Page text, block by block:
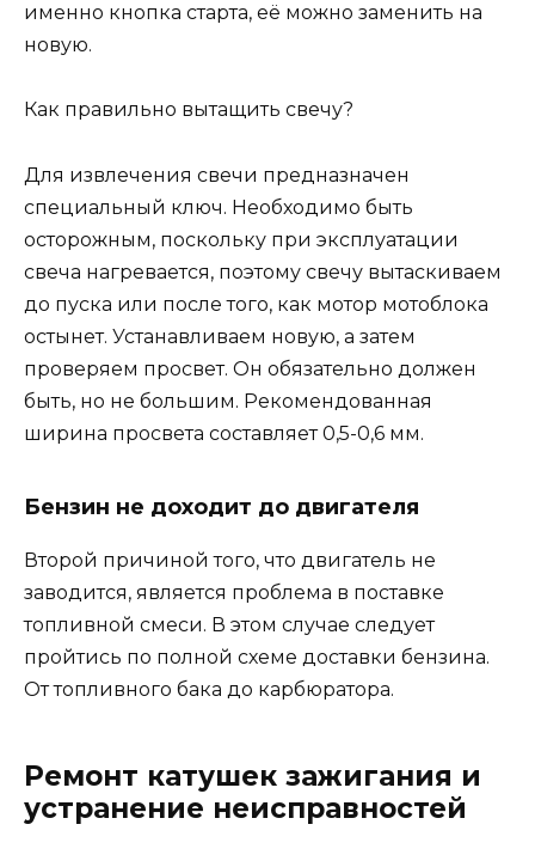
именно кнопка старта, её можно заменить на
новую.
Как правильно вытащить свечу?
Для извлечения свечи предназначен
специальный ключ. Необходимо быть
осторожным, поскольку при эксплуатации
свеча нагревается, поэтому свечу вытаскиваем
до пуска или после того, как мотор мотоблока
остынет. Устанавливаем новую, а затем
проверяем просвет. Он обязательно должен
быть, но не большим. Рекомендованная
ширина просвета составляет 0,5-0,6 мм.
Бензин не доходит до двигателя
Второй причиной того, что двигатель не
заводится, является проблема в поставке
топливной смеси. В этом случае следует
пройтись по полной схеме доставки бензина.
От топливного бака до карбюратора.
Ремонт катушек зажигания и
устранение неисправностей